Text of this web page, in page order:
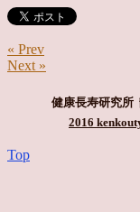
« Prev
Next »
健康長寿研究所
2016
Top